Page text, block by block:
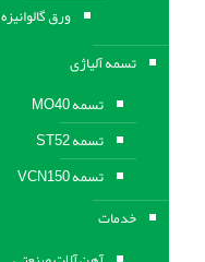
ورق گالوانیزه
تسمه آلیاژی
تسمه MO40
تسمه ST52
تسمه VCN150
خدمات